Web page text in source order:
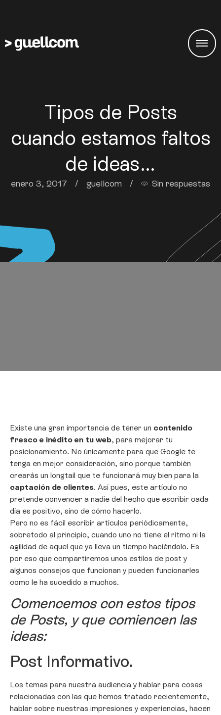
Tipos de Posts
cuando estamos faltos
de ideas…
enero 3, 2017 / guellcom / Sin respuestas
Existe una gran importancia de tener un contenido
fresco e inédito en tu web, para mejorar tu
posicionamiento. No únicamente para que Google te
tenga en mejor consideración, sino porque también
crearás un longtail que te funcionará muy bien para la
captación de clientes. Así pues, este artículo no
pretende convencer a nadie del hecho que escribir cada
día es positivo, sino de cómo hacerlo.
Pero no es fácil escribir artículos periódicamente,
sobretodo al principio, cuando uno no tiene el ritmo ni la
agilidad de aquel que ya lleva un tiempo haciéndolo. Es
por eso que compartiremos unos estilos de post y
algunos consejos que funcionan y pueden funcionarles
como le ha sucedido a muchos.
Comencemos con estos tipos
de Posts, y que comiencen las
ideas:
Post Informativo.
Los temas para nuestra audiencia y hablar para cosas
relacionadas con las que hemos tratado recientemente,
hablar sobre nuestras impresiones y experiencias, hacen